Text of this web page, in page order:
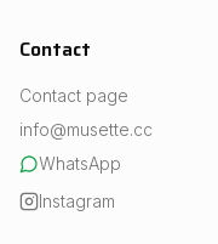
Contact
Contact page
info@musette.cc
WhatsApp
Instagram